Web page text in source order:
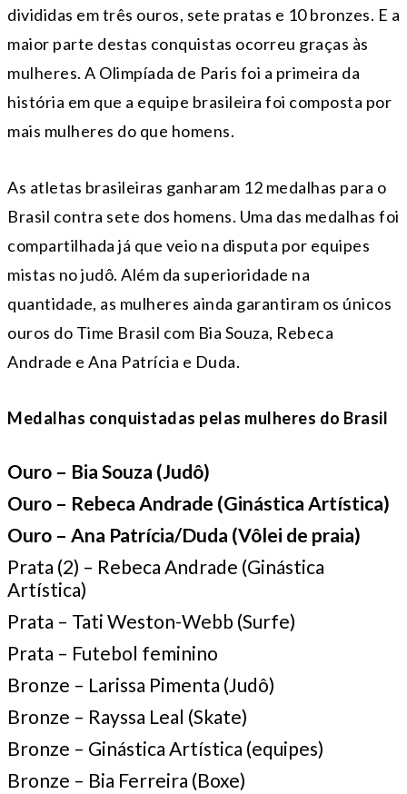
divididas em três ouros, sete pratas e 10 bronzes. E a
maior parte destas conquistas ocorreu graças às
mulheres. A Olimpíada de Paris foi a primeira da
história em que a equipe brasileira foi composta por
mais mulheres do que homens.
As atletas brasileiras ganharam 12 medalhas para o
Brasil contra sete dos homens. Uma das medalhas foi
compartilhada já que veio na disputa por equipes
mistas no judô. Além da superioridade na
quantidade, as mulheres ainda garantiram os únicos
ouros do Time Brasil com Bia Souza, Rebeca
Andrade e Ana Patrícia e Duda.
Medalhas conquistadas pelas mulheres do Brasil
Ouro – Bia Souza (Judô)
Ouro – Rebeca Andrade (Ginástica Artística)
Ouro – Ana Patrícia/Duda (Vôlei de praia)
Prata (2) – Rebeca Andrade (Ginástica
Artística)
Prata – Tati Weston-Webb (Surfe)
Prata – Futebol feminino
Bronze – Larissa Pimenta (Judô)
Bronze – Rayssa Leal (Skate)
Bronze – Ginástica Artística (equipes)
Bronze – Bia Ferreira (Boxe)